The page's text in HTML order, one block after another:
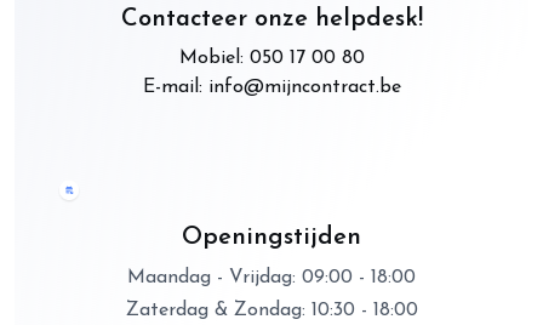
Contacteer onze helpdesk!
Mobiel: 050 17 00 80
E-mail: info@mijncontract.be
Openingstijden
Maandag - Vrijdag: 09:00 - 18:00
Zaterdag & Zondag: 10:30 - 18:00